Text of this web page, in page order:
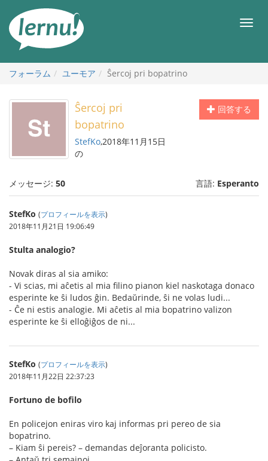
メ
フォーラム
ユーモア Ŝercoj pri bopatrino
回答する
Ŝercoj pri
bopatrino
StefKo,2018年11月15日
の
メッセージ: 50 言語: Esperanto
StefKo (プロフィールを表示)
2018年11月21日 19:06:49
Stulta analogio?
Novak diras al sia amiko:
- Vi scias, mi aĉetis al mia filino pianon kiel naskotaga donaco
esperinte ke ŝi ludos ĝin. Bedaŭrinde, ŝi ne volas ludi...
- Ĉe ni estis analogie. Mi aĉetis al mia bopatrino valizon
esperinte ke ŝi elloĝiĝos de ni...
StefKo (プロフィールを表示)
2018年11月22日 22:37:23
Fortuno de bofilo
En policejon eniras viro kaj informas pri pereo de sia
bopatrino.
– Kiam ŝi pereis? – demandas deĵoranta policisto.